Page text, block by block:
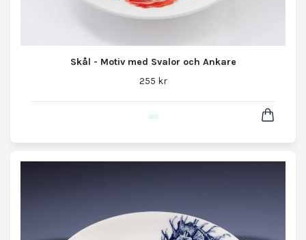
Skål - Motiv med Svalor och Ankare
255 kr